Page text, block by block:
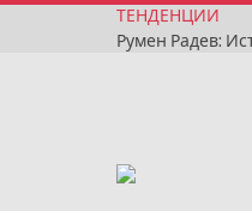
ТЕНДЕНЦИИ